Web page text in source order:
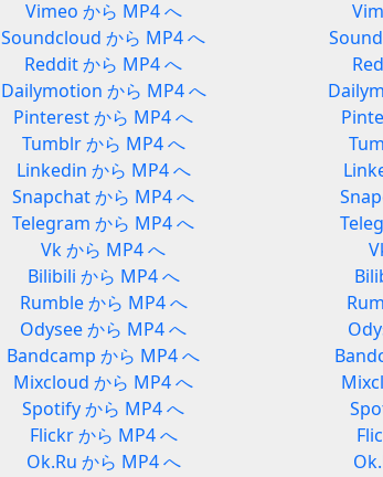
Vimeo から MP4 へ
Soundcloud から MP4 へ
Reddit から MP4 へ
Dailymotion から MP4 へ
Pinterest から MP4 へ
Tumblr から MP4 へ
Linkedin から MP4 へ
Snapchat から MP4 へ
Telegram から MP4 へ
Vk から MP4 へ
Bilibili から MP4 へ
Rumble から MP4 へ
Odysee から MP4 へ
Bandcamp から MP4 へ
Mixcloud から MP4 へ
Spotify から MP4 へ
Flickr から MP4 へ
Ok.Ru から MP4 へ